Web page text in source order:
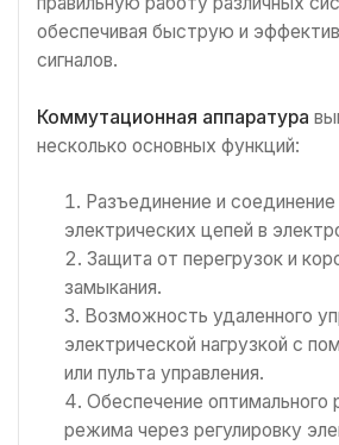
обеспечивая быструю и
сигналов.
Коммутационная аппаратура
несколько основных функций:
Разъединение и соединение
электрических цепей в
Защита от перегрузок и
замыкания.
Возможность удаленного
электрической нагрузкой с
или пульта управления.
Обеспечение оптимального
режима через регулировку